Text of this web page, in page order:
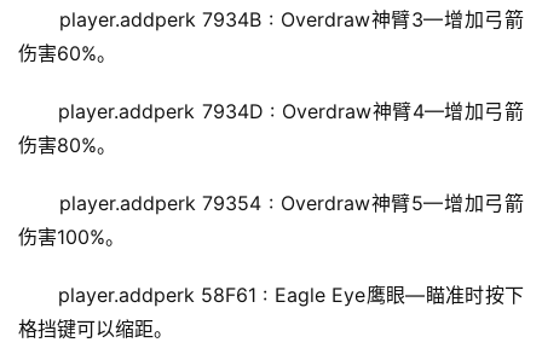
player.addperk 7934B : Overdraw神臂3—增加弓箭
伤害60%。
player.addperk 7934D : Overdraw神臂4—增加弓箭
伤害80%。
player.addperk 79354 : Overdraw神臂5—增加弓箭
伤害100%。
player.addperk 58F61 : Eagle Eye鹰眼—瞄准时按下
格挡键可以缩距。